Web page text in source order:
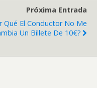
Próxima Entrada
Qué El Conductor No Me
Un Billete De 10€?